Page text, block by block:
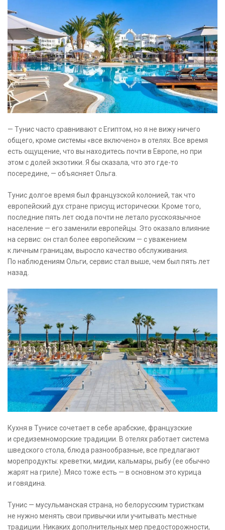
— Тунис часто сравнивают с Египтом, но я не вижу ничего
общего, кроме системы «все включено» в отелях. Все время
есть ощущение, что вы находитесь почти в Европе, но при
этом с долей экзотики. Я бы сказала, что это где-то
посередине, — объясняет Ольга.
Тунис долгое время был французской колонией, так что
европейский дух стране присущ исторически. Кроме того,
последние пять лет сюда почти не летало русскоязычное
население — его заменили европейцы. Это оказало влияние
на сервис: он стал более европейским — с уважением
к личным границам, выросло качество обслуживания.
По наблюдениям Ольги, сервис стал выше, чем был пять лет
назад.
Кухня в Тунисе сочетает в себе арабские, французские
и средиземноморские традиции. В отелях работает система
шведского стола, блюда разнообразные, все предлагают
морепродукты: креветки, мидии, кальмары, рыбу (ее обычно
жарят на гриле). Мясо тоже есть — в основном это курица
и говядина.
Тунис — мусульманская страна, но белорусским туристкам
не нужно менять свои привычки или учитывать местные
традиции. Никаких дополнительных мер предосторожности,